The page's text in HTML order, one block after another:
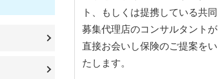
ト、もしくは提携している共同
募集代理店のコンサルタントが
直接お会いし保険のご提案をい
たします。